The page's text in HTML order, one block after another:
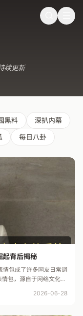
起背后揭秘
续更新
黑料
深扒内幕
每日八卦
起背后揭秘
情包成了许多网友日常调
包，源自于网络文化中
2026-06-28